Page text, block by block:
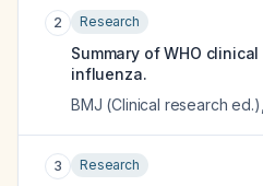
2 Research
Summary of WHO
influenza.
BMJ (Clinical research ed.)
3 Research